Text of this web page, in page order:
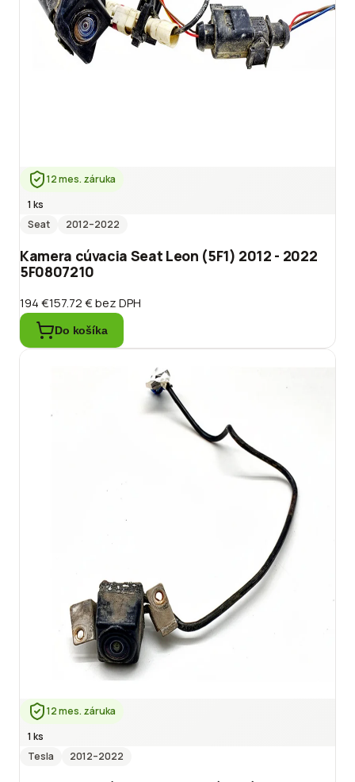
12 mes. záruka
1 ks
Seat
2012–2022
Kamera cúvacia Seat Leon (5F1) 2012 - 2022
5F0807210
194 €157.72 €bez DPH
Do košíka
12 mes. záruka
1 ks
Tesla
2012–2022